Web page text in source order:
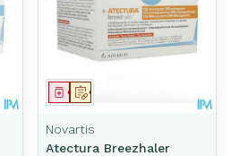
Op voorschrift
Geneesmiddel
Novartis
Atectura Breezhaler